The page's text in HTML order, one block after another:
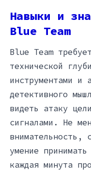
Навыки и
Blue Team
Blue Team
технической
инструментами и
детективного
видеть атаку
сигналами. Не
внимательность,
умение
каждая минута